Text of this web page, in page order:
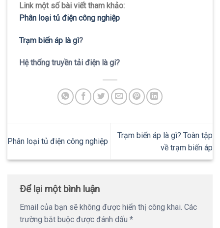
Link một số bài viết tham khảo:
Phân loại tủ điện công nghiệp
Trạm biến áp là gì?
Hệ thống truyền tải điện là gi?
Phân loại tủ điện công nghiệp
Trạm biến áp là gì? Toàn tập
về trạm biến áp
Để lại một bình luận
Email của bạn sẽ không được hiển thị công khai. Các
trường bắt buộc được đánh dấu *